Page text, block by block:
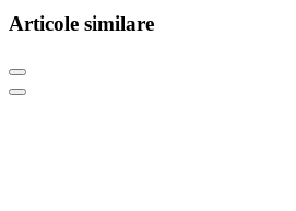
Articole similare